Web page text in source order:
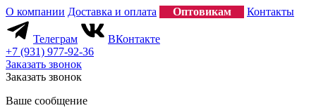
О компании Доставка и оплата Оптовикам Контакты
Телеграм
ВКонтакте
+7 (931) 977-92-36
Заказать звонок
Заказать звонок
Ваше сообщение